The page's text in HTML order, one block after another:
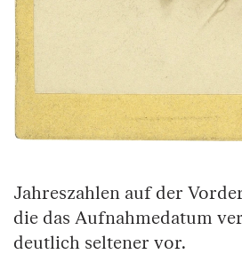
Jahreszahlen auf der
die das Aufnahmedatum
deutlich seltener vor.